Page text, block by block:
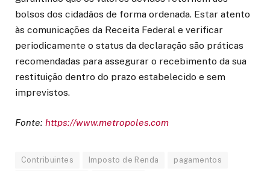
bolsos dos cidadãos de forma ordenada. Estar atento
às comunicações da Receita Federal e verificar
periodicamente o status da declaração são práticas
recomendadas para assegurar o recebimento da sua
restituição dentro do prazo estabelecido e sem
imprevistos.
Fonte: https://www.metropoles.com
Contribuintes Imposto de Renda pagamentos